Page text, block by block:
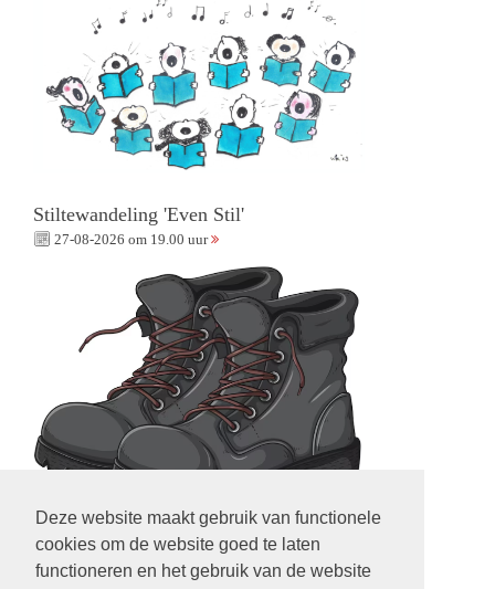
Deze website maakt gebruik van functionele
cookies om de website goed te laten
functioneren en het gebruik van de website
Stiltewandeling 'Even Stil'
27-08-2026 om 19.00 uur